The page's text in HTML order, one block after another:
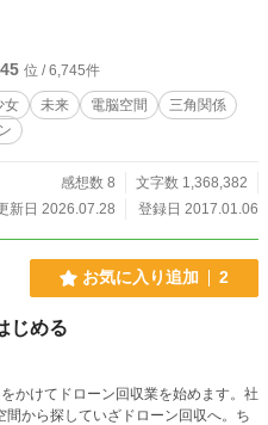
ここは、二百年後の太陽系外の地球
斗は海斗であって海斗ではない。 二百
取られたデータを元に、三次元プリ
人間だったのだ。 この惑星で生きて
海斗は、次第にこの惑星での争いに
位 / 6,745件
女 未来 電脳空間
三角関係
感想数 8
文字数 1,368,382
新日 2026.07.28
登録日 2017.01.06
お気に入り追加 2
じめる
かけてドローン回収業を始めます。社
から探していざドローン回収へ。ち